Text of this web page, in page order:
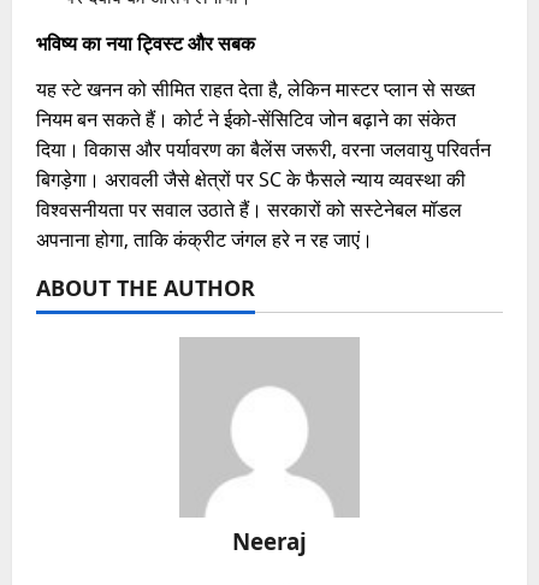
भविष्य का नया ट्विस्ट और सबक
यह स्टे खनन को सीमित राहत देता है, लेकिन मास्टर प्लान से सख्त
नियम बन सकते हैं। कोर्ट ने ईको-सेंसिटिव जोन बढ़ाने का संकेत
दिया। विकास और पर्यावरण का बैलेंस जरूरी, वरना जलवायु परिवर्तन
बिगड़ेगा। अरावली जैसे क्षेत्रों पर SC के फैसले न्याय व्यवस्था की
विश्वसनीयता पर सवाल उठाते हैं। सरकारों को सस्टेनेबल मॉडल
अपनाना होगा, ताकि कंक्रीट जंगल हरे न रह जाएं।
ABOUT THE AUTHOR
Neeraj